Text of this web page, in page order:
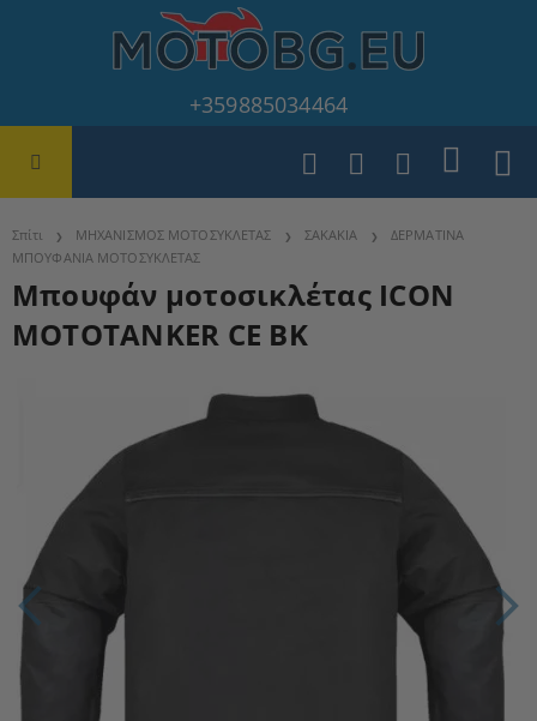
+359885034464
Σπίτι ΜΗΧΑΝΙΣΜΟΣ ΜΟΤΟΣΥΚΛΕΤΑΣ ΣΑΚΑΚΙΑ
ΔΕΡΜΑΤΙΝΑ
ΜΠΟΥΦΑΝΙΑ ΜΟΤΟΣΥΚΛΕΤΑΣ
Μπουφάν μοτοσικλέτας ICON
MOTOTANKER CE BK